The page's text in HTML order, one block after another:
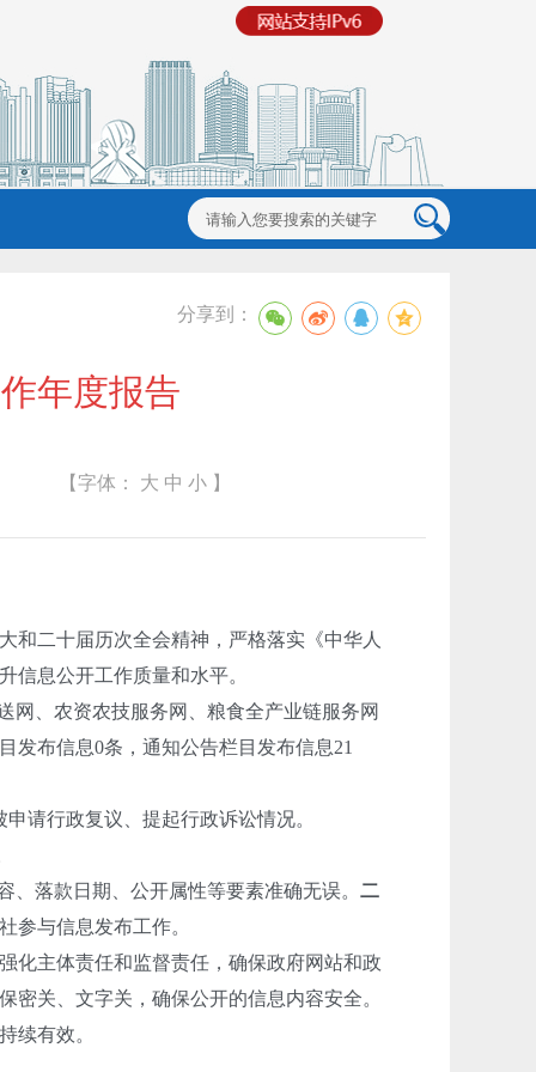
分享到：
年度报告
【字体： 大 中 小 】
二十届历次全会精神，严格落实《中华人
信息公开工作质量和水平。
、农资农技服务网、粮食全产业链服务网
发布信息0条，通知公告栏目发布信息21
请行政复议、提起行政诉讼情况。
落款日期、公开属性等要素准确无误。 二
参与信息发布工作。
化主体责任和监督责任，确保政府网站和政
关、文字关，确保公开的信息内容安全。
续有效。